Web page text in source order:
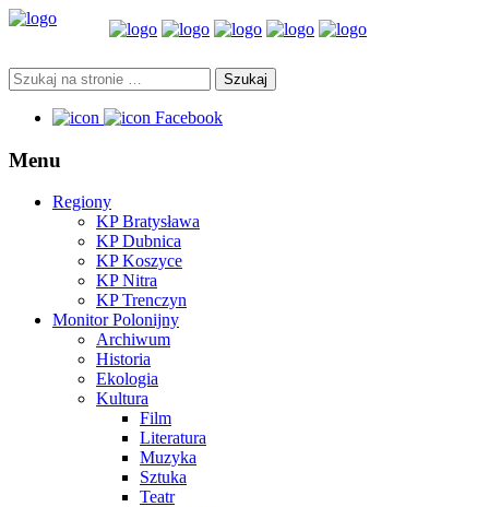
Facebook
Menu
Regiony
KP Bratysława
KP Dubnica
KP Koszyce
KP Nitra
KP Trenczyn
Monitor Polonijny
Archiwum
Historia
Ekologia
Kultura
Film
Literatura
Muzyka
Sztuka
Teatr